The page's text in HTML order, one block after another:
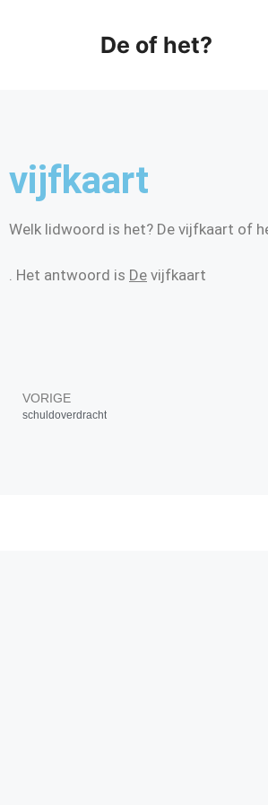
De of het?
vijfkaart
Welk lidwoord is het? De vijfkaart of
. Het antwoord is De vijfkaart
VORIGE
schuldoverdracht